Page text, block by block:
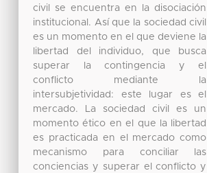
civil se encuentra en la disociación
institucional. Así que la sociedad civil
es un momento en el que deviene la
libertad del individuo, que busca
superar la contingencia y el
conflicto mediante la
intersubjetividad: este lugar es el
mercado. La sociedad civil es un
momento ético en el que la libertad
es practicada en el mercado como
mecanismo para conciliar las
conciencias y superar el conflicto y